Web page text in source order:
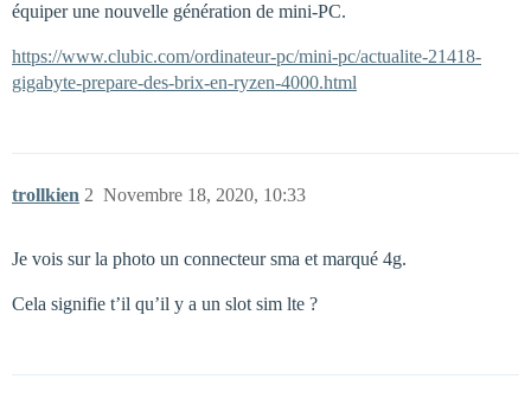
équiper une nouvelle génération de mini-PC.
https://www.clubic.com/ordinateur-pc/mini-pc/actualite-21418-
gigabyte-prepare-des-brix-en-ryzen-4000.html
trollkien Novembre 18, 2020, 10:33
2
Je vois sur la photo un connecteur sma et marqué 4g.
Cela signifie t’il qu’il y a un slot sim lte ?